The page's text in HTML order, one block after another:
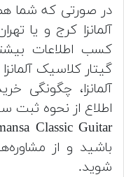
در صورتی که شما
آلمانزا کرج و یا
کسب اطلاعات
گیتار کلاسیک
آلمانزا، چگونگی
اطلاع از نحوه ثبت
باشید و از
شوید.